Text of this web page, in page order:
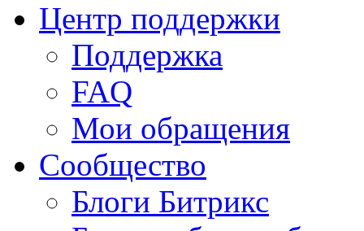
Центр поддержки
Поддержка
FAQ
Мои обращения
Сообщество
Блоги Битрикс